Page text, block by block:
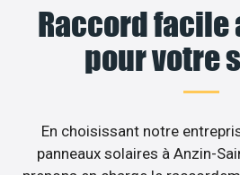
Raccord facile
pour votre
En choisissant notre
panneaux solaires à Anzin-